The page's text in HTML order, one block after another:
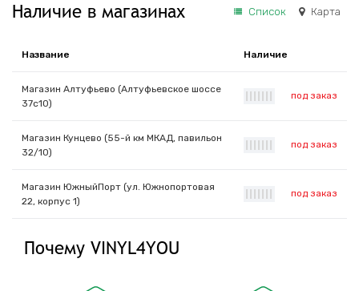
Наличие в магазинах Список Карта
Название Наличие
Магазин Алтуфьево (Алтуфьевское шоссе
37с10)
под заказ
Магазин Кунцево (55-й км МКАД, павильон
32/10)
под заказ
Магазин ЮжныйПорт (ул. Южнопортовая
22, корпус 1)
под заказ
Почему VINYL4YOU